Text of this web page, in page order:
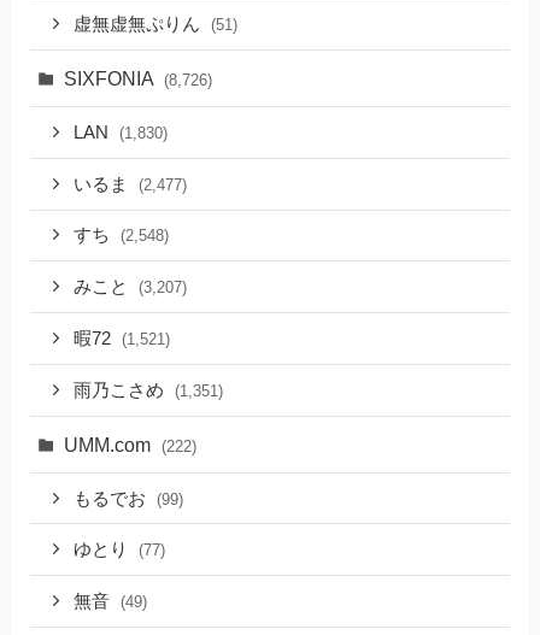
虚無虚無ぷりん (51)
SIXFONIA (8,726)
LAN (1,830)
いるま (2,477)
すち (2,548)
みこと (3,207)
暇72 (1,521)
雨乃こさめ (1,351)
UMM.com (222)
もるでお (99)
ゆとり (77)
無音 (49)